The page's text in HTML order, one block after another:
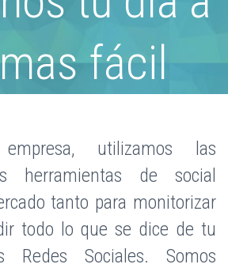
fácil
utilizamos las
herramientas de social
tanto para monitorizar
todo lo que se dice de tu
Sociales. Somos